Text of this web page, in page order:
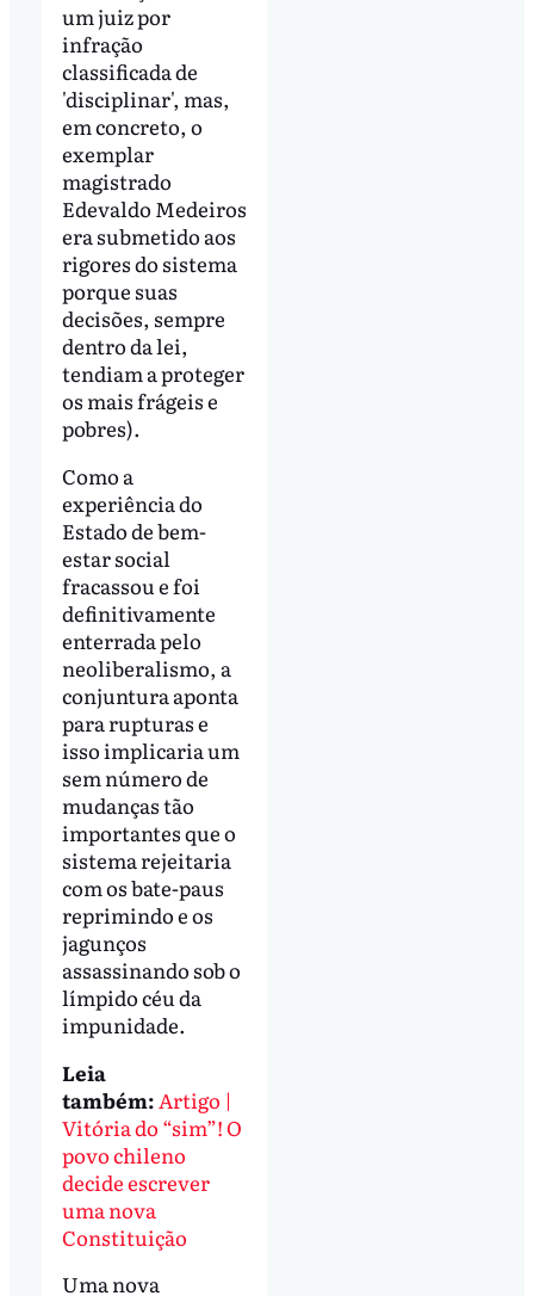
um juiz por
infração
classificada de
'disciplinar', mas,
em concreto, o
exemplar
magistrado
Edevaldo Medeiros
era submetido aos
rigores do sistema
porque suas
decisões, sempre
dentro da lei,
tendiam a proteger
os mais frágeis e
pobres).
Como a
experiência do
Estado de bem-
estar social
fracassou e foi
definitivamente
enterrada pelo
neoliberalismo, a
conjuntura aponta
para rupturas e
isso implicaria um
sem número de
mudanças tão
importantes que o
sistema rejeitaria
com os bate-paus
reprimindo e os
jagunços
assassinando sob o
límpido céu da
impunidade.
Leia
também: Artigo |
Vitória do “sim”! O
povo chileno
decide escrever
uma nova
Constituição
Uma nova